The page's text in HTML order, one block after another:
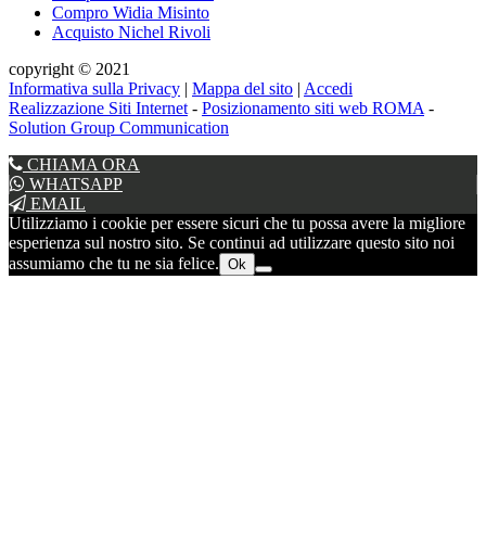
Compro Widia Misinto
Acquisto Nichel Rivoli
copyright © 2021
Informativa sulla Privacy | Mappa del sito | Accedi
Realizzazione Siti Internet - Posizionamento siti web ROMA -
Solution Group Communication
CHIAMA ORA
WHATSAPP
EMAIL
Utilizziamo i cookie per essere sicuri che tu possa avere la migliore
esperienza sul nostro sito. Se continui ad utilizzare questo sito noi
assumiamo che tu ne sia felice. Ok